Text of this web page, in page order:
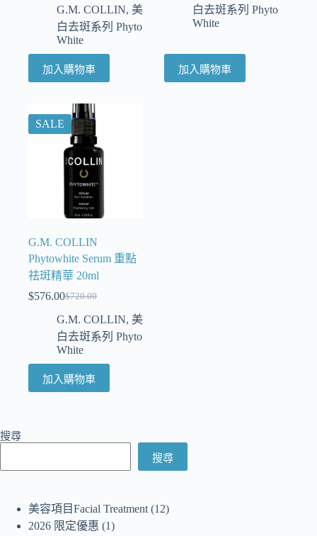
G.M. COLLIN, 美
白去斑系列 Phyto
White
加入購物車
白去斑系列 Phyto
White
加入購物車
SALE
G.M. COLLIN
Phytowhite Serum 重點
祛斑精華 20ml
$720.00
$576.00
G.M. COLLIN, 美
白去斑系列 Phyto
White
加入購物車
搜尋
搜尋
美容項目Facial Treatment 12
2026 限定優惠
1